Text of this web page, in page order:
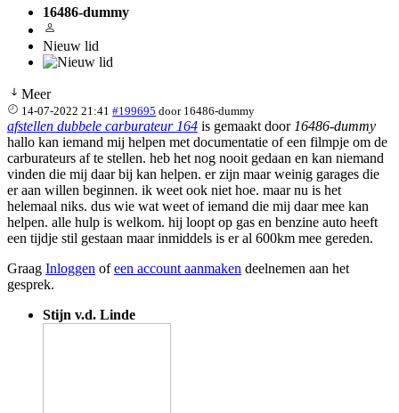
16486-dummy
Nieuw lid
Meer
14-07-2022 21:41 #199695 door 16486-dummy
afstellen dubbele carburateur 164 is gemaakt door 16486-dummy
hallo kan iemand mij helpen met documentatie of een filmpje om de
carburateurs af te stellen. heb het nog nooit gedaan en kan niemand
vinden die mij daar bij kan helpen. er zijn maar weinig garages die
er aan willen beginnen. ik weet ook niet hoe. maar nu is het
helemaal niks. dus wie wat weet of iemand die mij daar mee kan
helpen. alle hulp is welkom. hij loopt op gas en benzine auto heeft
een tijdje stil gestaan maar inmiddels is er al 600km mee gereden.
Graag Inloggen ofeen account aanmaken deelnemen aan het
gesprek.
Stijn v.d. Linde